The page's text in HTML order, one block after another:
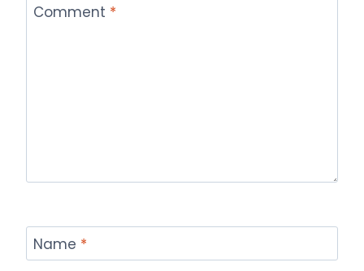
Comment *
Name *